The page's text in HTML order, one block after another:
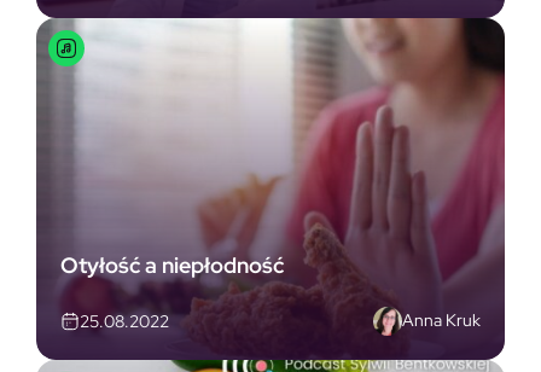
Otyłość a niepłodność
25.08.2022 Anna Kruk